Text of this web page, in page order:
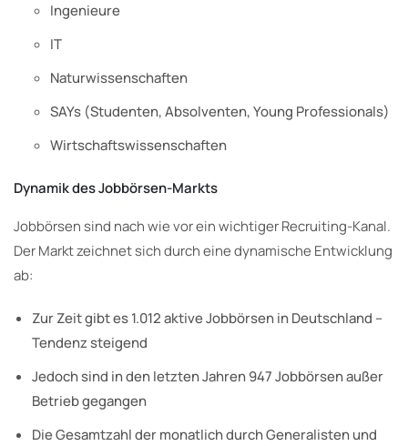
Ingenieure
IT
Naturwissenschaften
SAYs (Studenten, Absolventen, Young Professionals)
Wirtschaftswissenschaften
Dynamik des Jobbörsen-Markts
Jobbörsen sind nach wie vor ein wichtiger Recruiting-Kanal.
Der Markt zeichnet sich durch eine dynamische Entwicklung
ab:
Zur Zeit gibt es 1.012 aktive Jobbörsen in Deutschland –
Tendenz steigend
Jedoch sind in den letzten Jahren 947 Jobbörsen außer
Betrieb gegangen
Die Gesamtzahl der monatlich durch Generalisten und